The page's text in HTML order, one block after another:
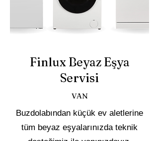
Finlux Beyaz Eşya
Servisi
VAN
Buzdolabından küçük ev aletlerine
tüm beyaz eşyalarınızda teknik